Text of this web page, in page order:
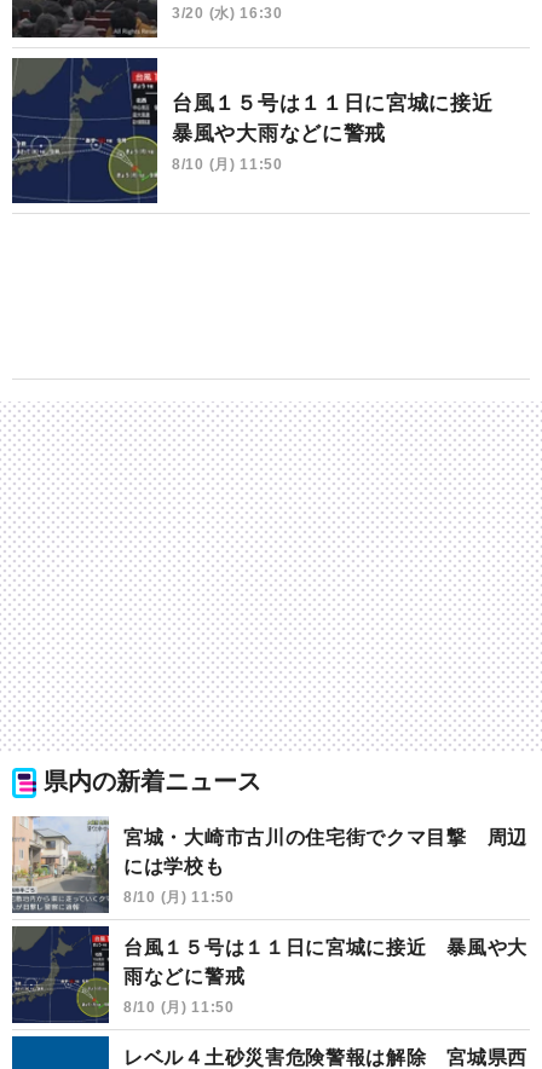
3/20 (水) 16:30
台風１５号は１１日に宮城に接近
暴風や大雨などに警戒
8/10 (月) 11:50
県内の新着ニュース
宮城・大崎市古川の住宅街でクマ目撃 周辺
には学校も
8/10 (月) 11:50
台風１５号は１１日に宮城に接近 暴風や大
雨などに警戒
8/10 (月) 11:50
レベル４土砂災害危険警報は解除 宮城県西